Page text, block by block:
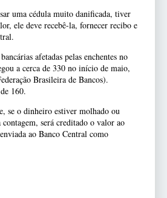
uma cédula muito danificada, tiver
ele deve recebê-la, fornecer recibo e
afetadas pelas enchentes no
a cerca de 330 no início de maio,
Brasileira de Bancos).
160.
se o dinheiro estiver molhado ou
será creditado o valor ao
ao Banco Central como